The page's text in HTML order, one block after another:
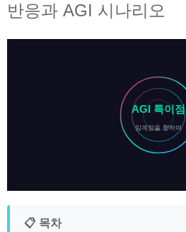
반응과 AGI 시나리오
AGI 특이점
임계점을 향하여
📋 목차